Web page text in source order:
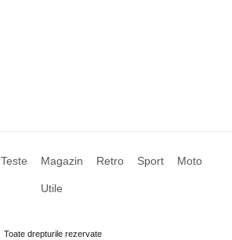
Teste Magazin Retro Sport Moto
Utile
Toate drepturile rezervate